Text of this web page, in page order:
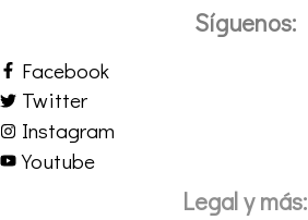
Síguenos:
Facebook
Twitter
Instagram
Youtube
Legal y más: